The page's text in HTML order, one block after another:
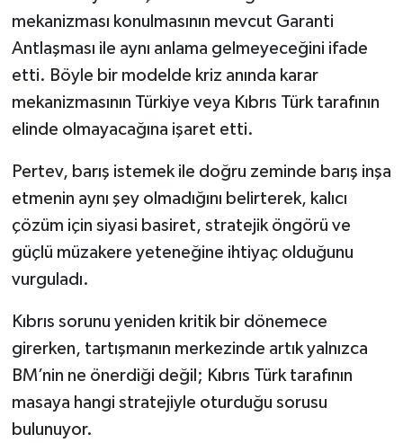
mekanizması konulmasının mevcut Garanti
Antlaşması ile aynı anlama gelmeyeceğini ifade
etti. Böyle bir modelde kriz anında karar
mekanizmasının Türkiye veya Kıbrıs Türk tarafının
elinde olmayacağına işaret etti.
Pertev, barış istemek ile doğru zeminde barış inşa
etmenin aynı şey olmadığını belirterek, kalıcı
çözüm için siyasi basiret, stratejik öngörü ve
güçlü müzakere yeteneğine ihtiyaç olduğunu
vurguladı.
Kıbrıs sorunu yeniden kritik bir dönemece
girerken, tartışmanın merkezinde artık yalnızca
BM’nin ne önerdiği değil; Kıbrıs Türk tarafının
masaya hangi stratejiyle oturduğu sorusu
bulunuyor.